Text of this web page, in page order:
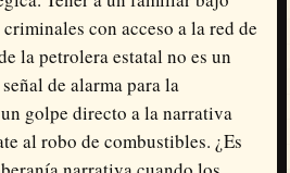
con acceso a la red de
la petrolera estatal no es un
de alarma para la
golpe directo a la narrativa
al robo de combustibles. ¿Es